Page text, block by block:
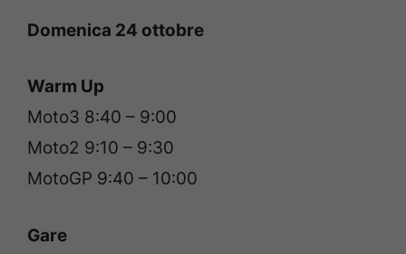
Domenica 24 ottobre
Warm Up
Moto3 8:40 – 9:00
Moto2 9:10 – 9:30
MotoGP 9:40 – 10:00
Gare